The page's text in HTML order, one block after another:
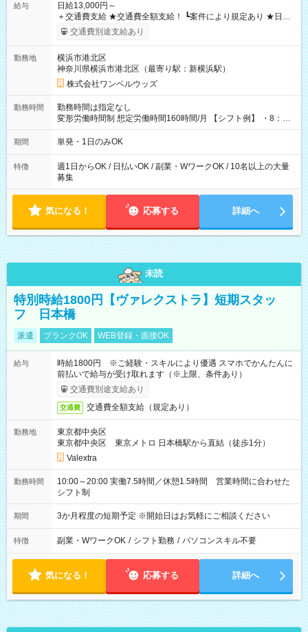
給与
日給13,000円～
＋交通費支給 ★交通費全額支給！ ┗案件により規定あり ★日払
いOK！（規定あり） ┗働いたその日に現金GET♪ お仕事後はコ
ンビニATMから 日払い分を引き落とせます！ 【試用期間】試
交通費別途支給あり
勤務地
横浜市港北区
神奈川県横浜市港北区（最寄り駅：新横浜駅）
株式会社ワンベルウッズ
勤務時間
勤務時間は指定なし
変形労働時間制 想定労働時間160時間/月 【シフト例】 ・8：00
～21：00
期間 単発・1日のみOK
特徴
週1日からOK / 日払いOK / 副業・WワークOK / 10名以上の大量
募集
気になる！ 応募する 詳細へ
未読
特別時給1800円【ヴァレクストラ】短期スタッ
フ 日本橋
派遣 ブランクOK WEB登録・面接OK
給与
時給1800円 ※ご経験・スキルにより優遇 スマホでかんたんに
前払いで給与が受け取れます（※上限、条件あり）
交通費別途支給あり
交通費 交通費全額支給（規定あり）
勤務地
東京都中央区
東京都中央区 東京メトロ 日本橋駅から直結（徒歩1分）
Valextra
勤務時間
10:00～20:00 実働7.5時間／休憩1.5時間 営業時間に合わせた
シフト制
期間 3か月程度の短期予定 ※開始日はお気軽にご相談ください
特徴 副業・WワークOK / シフト勤務 / パソコンスキル不要
気になる！ 応募する 詳細へ